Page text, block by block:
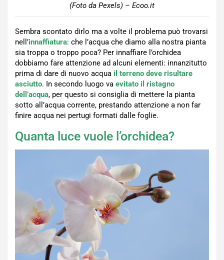
(Foto da Pexels) – Ecoo.it
Sembra scontato dirlo ma a volte il problema può trovarsi
nell’innaffiatura: che l’acqua che diamo alla nostra pianta
sia troppa o troppo poca? Per innaffiare l’orchidea
dobbiamo fare attenzione ad alcuni elementi: innanzitutto
prima di dare di nuovo acqua il terreno deve risultare
asciutto. In secondo luogo va evitato il ristagno
dell’acqua, per questo si consiglia di mettere la pianta
sotto all’acqua corrente, prestando attenzione a non far
finire acqua nei pertugi formati dalle foglie.
Quanta luce vuole l’orchidea?